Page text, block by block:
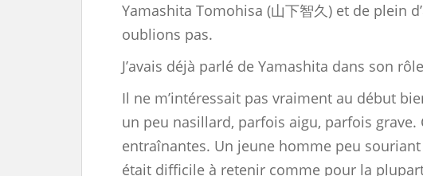
Yamashita Tomohisa (山下智久) et de plein
oublions pas.
J’avais déjà parlé de Yamashita dans son
Il ne m’intéressait pas vraiment au début
un peu nasillard, parfois aigu, parfois grave.
entraînantes. Un jeune homme peu
était difficile à retenir comme pour la